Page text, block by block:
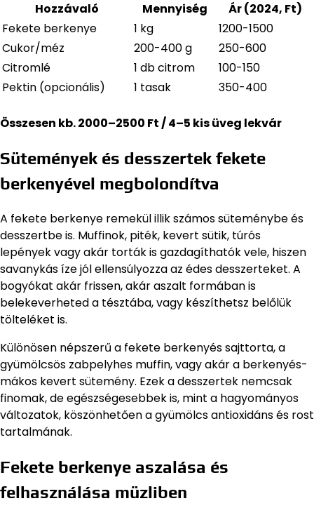
Hozzávaló Mennyiség
Ár (2024, Ft)
Fekete berkenye
1 kg
1200-1500
Cukor/méz
200-400 g
250-600
Citromlé
1 db citrom
100-150
Pektin (opcionális)
1 tasak 350-400
Összesen kb. 2000–2500 Ft / 4–5 kis üveg lekvár
Sütemények és desszertek fekete
berkenyével megbolondítva
A fekete berkenye remekül illik számos süteménybe és
desszertbe is. Muffinok, piték, kevert sütik, túrós
lepények vagy akár torták is gazdagíthatók vele, hiszen
savanykás íze jól ellensúlyozza az édes desszerteket. A
bogyókat akár frissen, akár aszalt formában is
belekeverheted a tésztába, vagy készíthetsz belőlük
tölteléket is.
Különösen népszerű a fekete berkenyés sajttorta, a
gyümölcsös zabpelyhes muffin, vagy akár a berkenyés-
mákos kevert sütemény. Ezek a desszertek nemcsak
finomak, de egészségesebbek is, mint a hagyományos
változatok, köszönhetően a gyümölcs antioxidáns és rost
tartalmának.
Fekete berkenye aszalása és
felhasználása müzliben